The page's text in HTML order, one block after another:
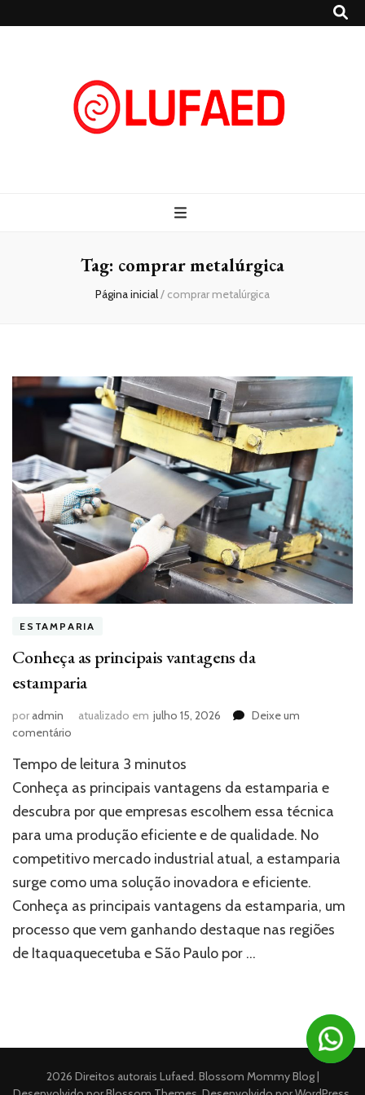
Tag: comprar metalúrgica
Página inicial/ comprar metalúrgica
ESTAMPARIA
Conheça as principais vantagens da
estamparia
poradmin atualizado em julho 15, 2026
Deixe um
comentário
as
principais
vantagens
da
estamparia
Tempo de leitura 3 minutos
Conheça as principais vantagens da estamparia e
descubra por que empresas escolhem essa técnica
para uma produção eficiente e de qualidade. No
competitivo mercado industrial atual, a estamparia
surge como uma solução inovadora e eficiente.
Conheça as principais vantagens da estamparia, um
processo que vem ganhando destaque nas regiões
de Itaquaquecetuba e São Paulo por …
2026 Direitos autorais Lufaed. Blossom Mommy Blog |